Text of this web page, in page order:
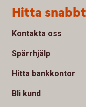
Sidfot
Hitta snabbt
Kontakta oss
Spärrhjälp
Hitta bankkontor
Bli kund